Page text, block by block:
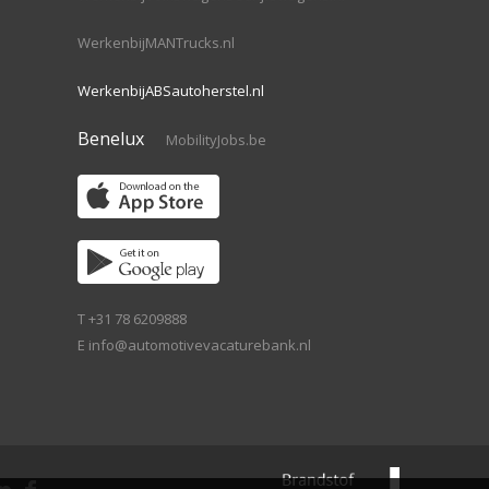
WerkenbijMANTrucks.nl
WerkenbijABSautoherstel.nl
Benelux MobilityJobs.be
T +31 78 6209888
E info@automotivevacaturebank.nl